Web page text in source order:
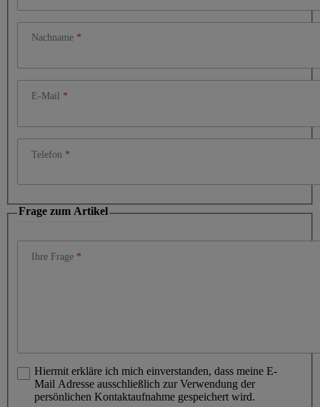
Nachname
E-Mail
Telefon
Frage zum Artikel
Ihre Frage
Hiermit erkläre ich mich einverstanden, dass meine E-
Mail Adresse ausschließlich zur Verwendung der
persönlichen Kontaktaufnahme gespeichert wird.